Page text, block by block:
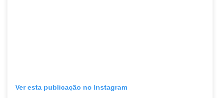
Ver esta publicação no Instagram